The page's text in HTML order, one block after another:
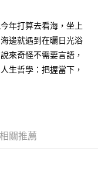
付方式。 讓您購物簡單
連結，可透過四大超商／
年打算去看海，坐上
邊就遇到在曬日光浴
來奇怪不需要言語，
生哲學：把握當下，
相關推薦